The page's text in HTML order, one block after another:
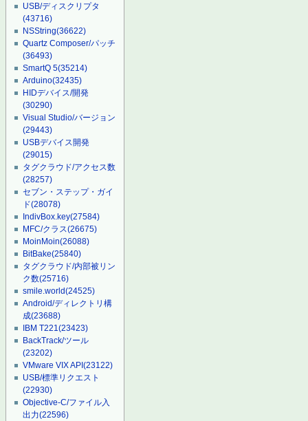
USB/ディスクリプタ
(43716)
NSString(36622)
Quartz Composer/パッチ
(36493)
SmartQ 5(35214)
Arduino(32435)
HIDデバイス/開発
(30290)
Visual Studio/バージョン
(29443)
USBデバイス開発
(29015)
タグクラウド/アクセス数
(28257)
セブン・ステップ・ガイ
ド(28078)
IndivBox.key(27584)
MFC/クラス(26675)
MoinMoin(26088)
BitBake(25840)
タグクラウド/内部被リン
ク数(25716)
smile.world(24525)
Android/ディレクトリ構
成(23688)
IBM T221(23423)
BackTrack/ツール
(23202)
VMware VIX API(23122)
USB/標準リクエスト
(22930)
Objective-C/ファイル入
出力(22596)